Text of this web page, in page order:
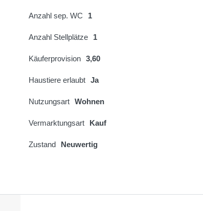
Anzahl sep. WC 1
Anzahl Stellplätze 1
Käuferprovision 3,60
Haustiere erlaubt Ja
Nutzungsart Wohnen
Vermarktungsart Kauf
Zustand Neuwertig